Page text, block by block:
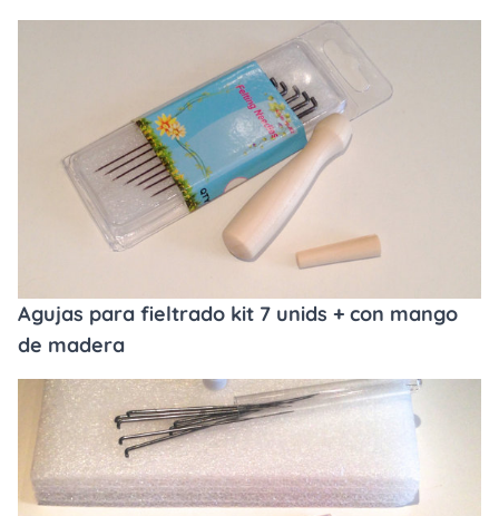
Agujas para fieltrado kit 7 unids + con mango
de madera